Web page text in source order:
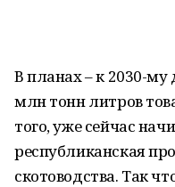
В планах – к 2030-му
млн тонн литров
того, уже сейчас
республиканская
скотоводства. Так